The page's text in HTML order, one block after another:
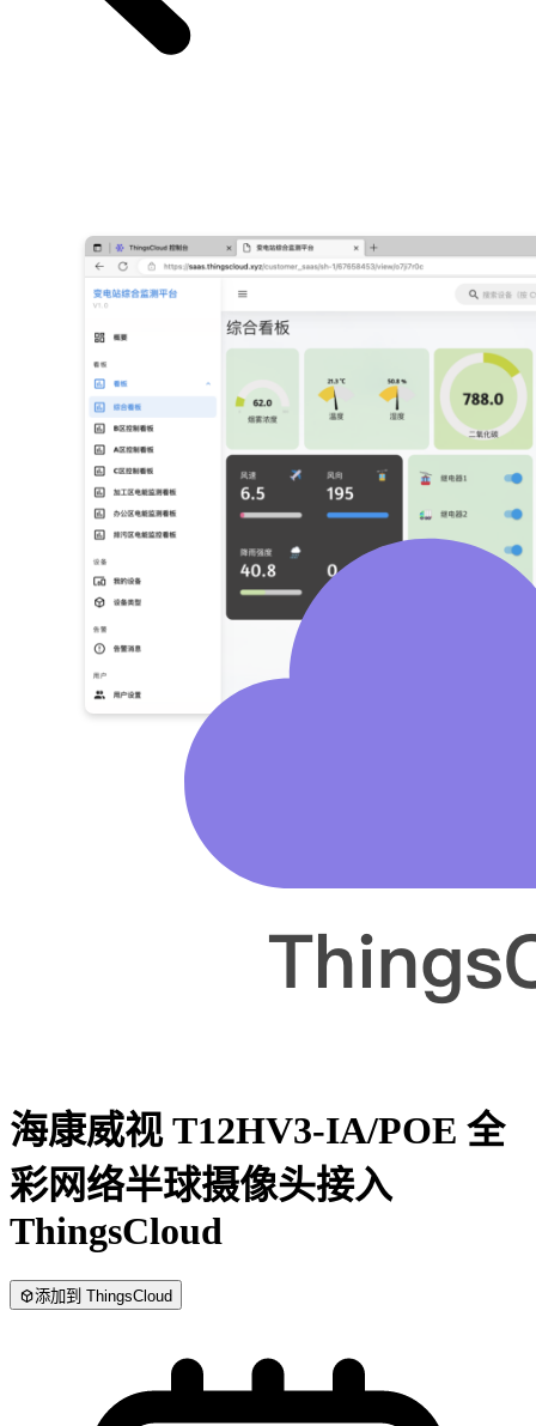
海康威视 T12HV3-IA/POE 全
彩网络半球摄像头接入
ThingsCloud
添加到 ThingsCloud